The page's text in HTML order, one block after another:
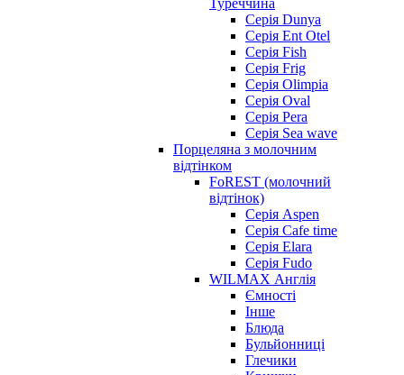
Серія Dunya
Серія Ent Otel
Серія Fish
Серія Frig
Серія Olimpia
Серія Oval
Серія Pera
Серія Sea wave
Порцеляна з молочним
відтінком
FoREST (молочний
відтінок)
Серія Aspen
Серія Cafe time
Серія Elara
Серія Fudo
WILMAX Англія
Ємності
Інше
Блюда
Бульйонниці
Глечики